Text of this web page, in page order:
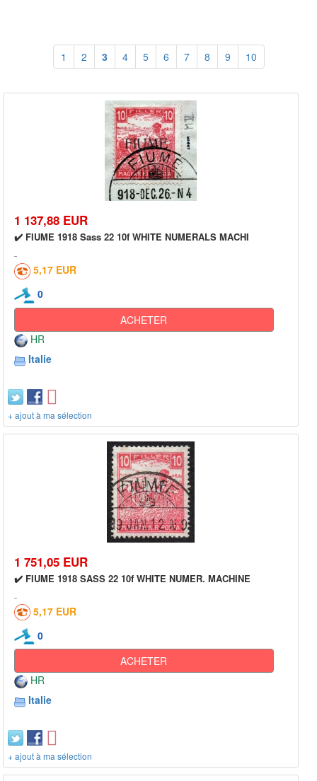
1 2 3 4 5 6 7 8 9 10
1 137,88 EUR
✔️ FIUME 1918 Sass 22 10f WHITE NUMERALS MACHI
5,17 EUR
0
ACHETER
HR
Italie
+ ajout à ma sélection
1 751,05 EUR
✔️ FIUME 1918 SASS 22 10f WHITE NUMER. MACHINE
5,17 EUR
0
ACHETER
HR
Italie
+ ajout à ma sélection